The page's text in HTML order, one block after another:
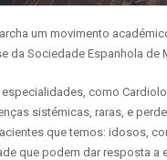
um movimento
da Sociedade Espanhola de
como
sistémicas, raras, e
que temos: idosos,
que podem dar resposta a